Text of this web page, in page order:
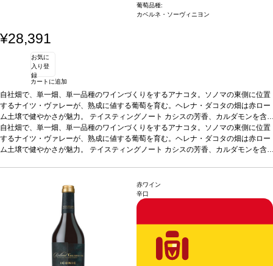
葡萄品種:
カベルネ・ソーヴィニヨン
¥28,391
お気に
入り登
録
カートに追加
自社畑で、単一畑、単一品種のワインづくりをするアナコタ。ソノマの東側に位置
するナイツ・ヴァレーが、熟成に値する葡萄を育む。ヘレナ・ダコタの畑は赤ロー
ム土壌で健やかさが魅力。 テイスティングノート カシスの芳香、カルダモンを含
む。合う料理ステーキ、熟成ハードチーズなど葡萄品種 カベルネ・ソーヴィニヨ
ン
自社畑で、単一畑、単一品種のワインづくりをするアナコタ。ソノマの東側に位置
するナイツ・ヴァレーが、熟成に値する葡萄を育む。ヘレナ・ダコタの畑は赤ロー
ム土壌で健やかさが魅力。 テイスティングノート カシスの芳香、カルダモンを含
赤ワイン
辛口